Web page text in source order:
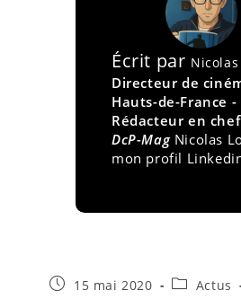
Écrit par
Directeur de
Hauts-de-France -
Rédacteur en
DcP-Mag Nicolas
mon profil
Publication
15 mai 2020
PostActus